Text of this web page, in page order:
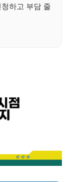
하고 부담 줄